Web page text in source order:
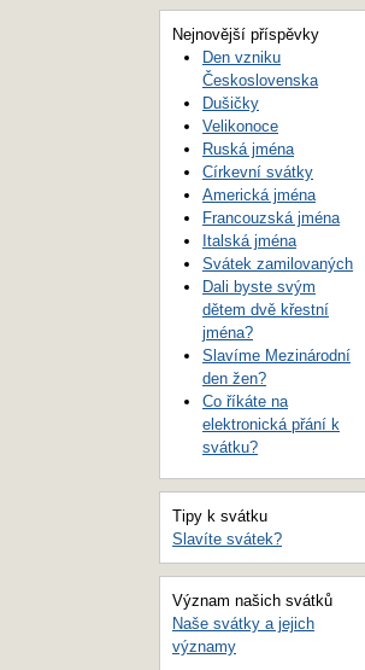
Nejnovější příspěvky
Den vzniku
Československa
Dušičky
Velikonoce
Ruská jména
Církevní svátky
Americká jména
Francouzská jména
Italská jména
Svátek zamilovaných
Dali byste svým
dětem dvě křestní
jména?
Slavíme Mezinárodní
den žen?
Co říkáte na
elektronická přání k
svátku?
Tipy k svátku
Slavíte svátek?
Význam našich svátků
Naše svátky a jejich
významy